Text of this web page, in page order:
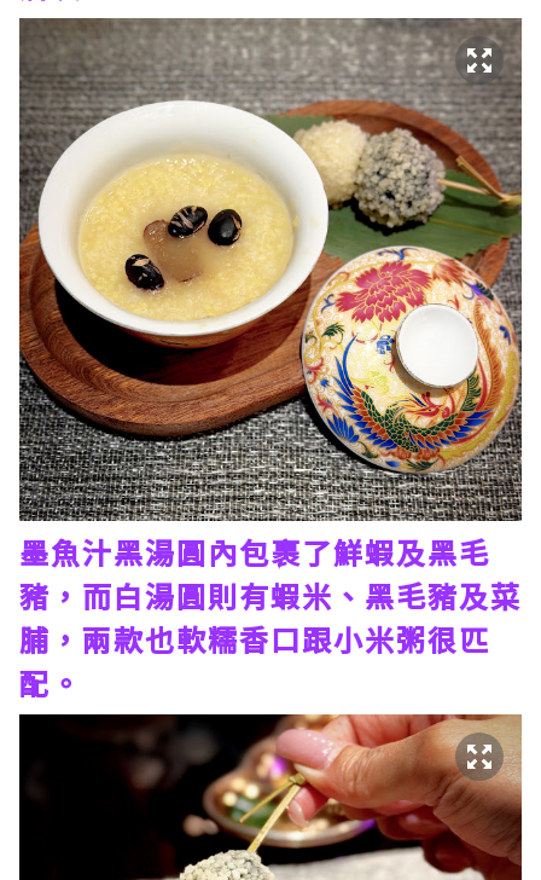
墨魚汁黑湯圓內包裹了鮮蝦及黑毛
豬，而白湯圓則有蝦米、黑毛豬及菜
脯，兩款也軟糯香口跟小米粥很匹
配。